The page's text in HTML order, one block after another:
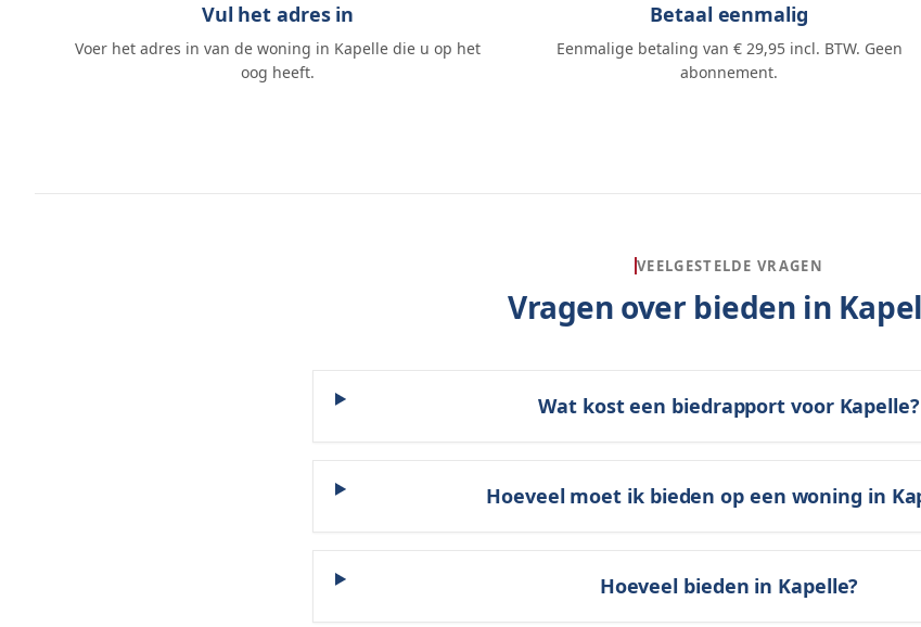
Vul het adres in
Voer het adres in van de woning in Kapelle die u op het
oog heeft.
Betaal eenmalig
Eenmalige betaling van € 29,95 incl. BTW. Geen
abonnement.
VEELGESTELDE VRAGEN
Vragen over bieden in
Wat kost een biedrapport voor Kapelle?
Hoeveel moet ik bieden op een woning in
Hoeveel bieden in Kapelle?